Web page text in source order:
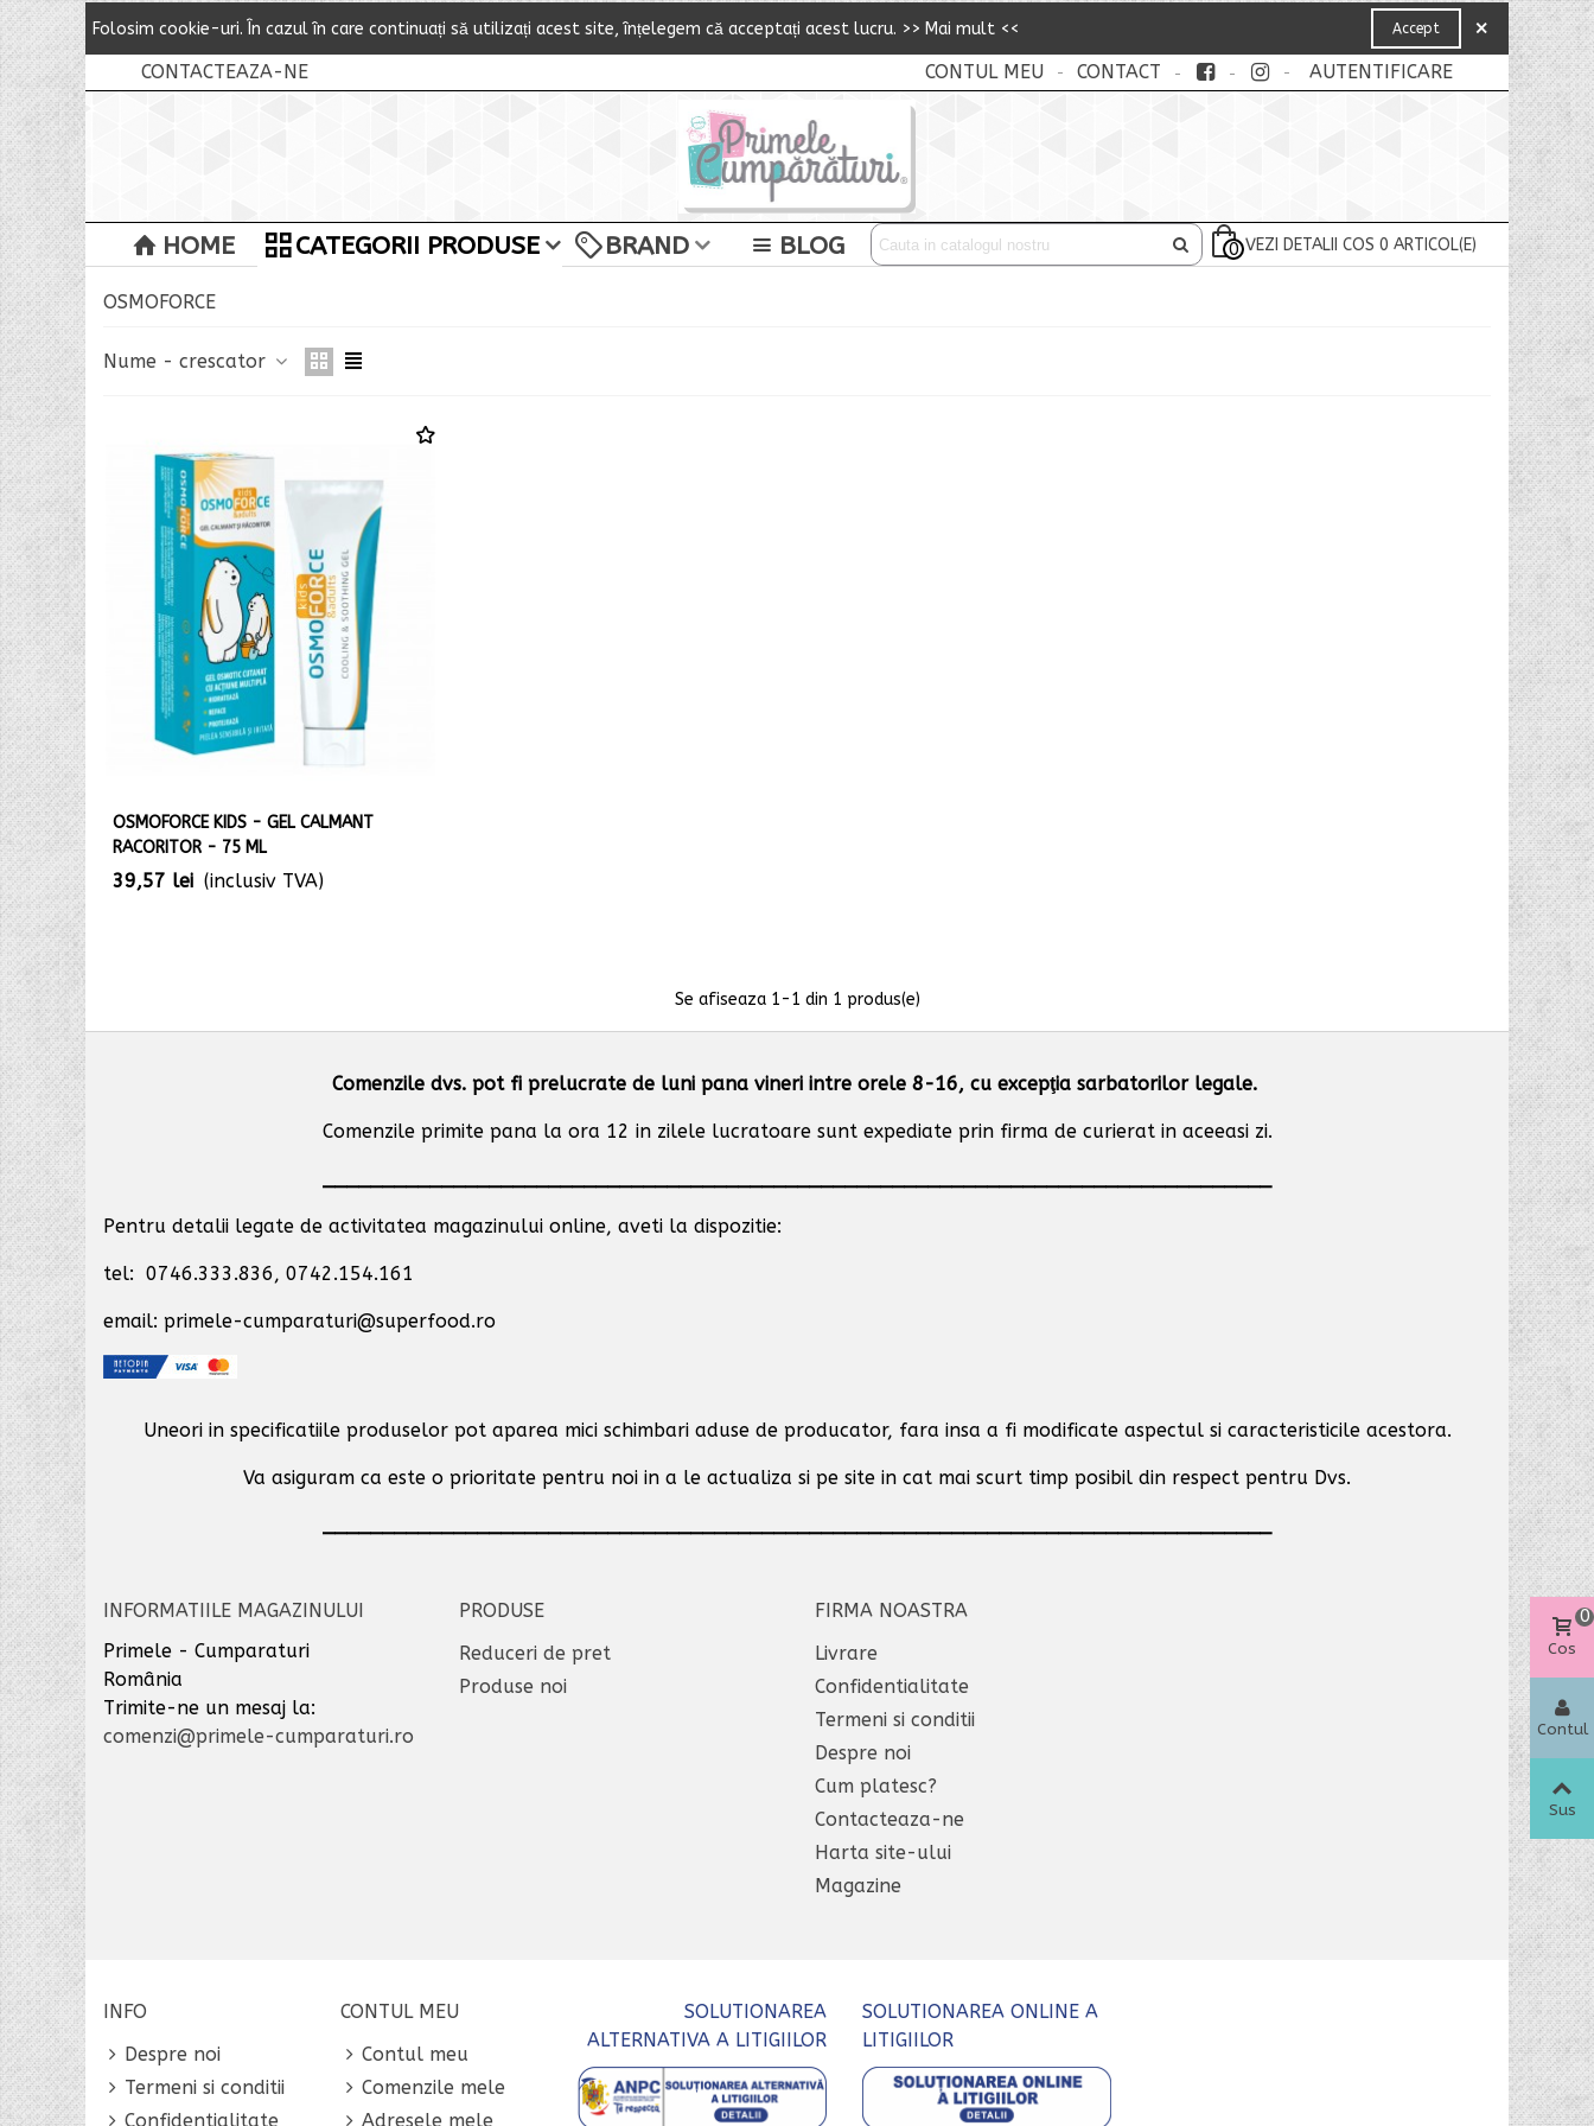
Folosim cookie-uri. n cazulîn care continuați să utilizați acest site,înțelegem că acceptați acest lucru. >> Mai mult << Accept ×
CONTACTEAZA-NE CONTUL MEU CONTACT AUTENTIFICARE
HOME CATEGORII PRODUSE BRAND BLOG 0 VEZI DETALII COS 0 ARTICOL(E)
OSMOFORCE
Nume - crescator
OSMOFORCE KIDS - GEL CALMANT
RACORITOR - 75 ML
39,57 lei (inclusiv TVA)
Se afiseaza 1-1 din 1 produs(e)
Comenzile dvs. pot fi prelucrate de luni pana vineri intre orele 8-16, cu excepţia sarbatorilor legale.
Comenzile primite pana la ora 12 in zilele lucratoare sunt expediate prin firma de curierat in aceeasi zi.
Pentru detalii legate de activitatea magazinului online, aveti la dispozitie:
tel: 0746.333.836, 0742.154.161
email: primele-cumparaturi@superfood.ro
Uneori in specificatiile produselor pot aparea mici schimbari aduse de producator, fara insa a fi modificate aspectul si caracteristicile acestora.
Va asiguram ca este o prioritate pentru noi in a le actualiza si pe site in cat mai scurt timp posibil din respect pentru Dvs.
INFORMATIILE MAGAZINULUI
Primele - Cumparaturi
România
Trimite-ne un mesaj la:
comenzi@primele-cumparaturi.ro
PRODUSE
Reduceri de pret
Produse noi
FIRMA NOASTRA
Livrare
Confidentialitate
Termeni si conditii
Despre noi
Cum platesc?
Contacteaza-ne
Harta site-ului
Magazine
INFO
Despre noi
Termeni si conditii
Confidentialitate
CONTUL MEU
Contul meu
Comenzile mele
Adresele mele
SOLUTIONAREA
ALTERNATIVA A LITIGIILOR
SOLUTIONAREA ONLINE A
LITIGIILOR
Cos
0
Contul
Sus